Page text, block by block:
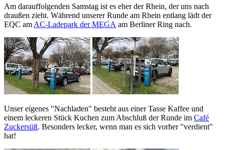
Am darauffolgenden Samstag ist es eher der Rhein, der uns nach
draußen zieht. Während unserer Runde am Rhein entlang lädt der
EQC am AC-Ladepark der MEGA am Berliner Ring nach.
Unser eigenes "Nachladen" besteht aus einer Tasse Kaffee und
einem leckeren Stück Kuchen zum Abschluß der Runde im Café
Zuckersüß. Besonders lecker, wenn man es sich vorher "verdient"
hat!